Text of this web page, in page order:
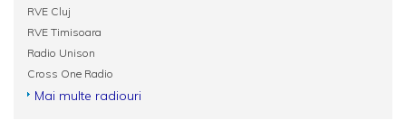
RVE Cluj
RVE Timisoara
Radio Unison
Cross One Radio
Mai multe radiouri